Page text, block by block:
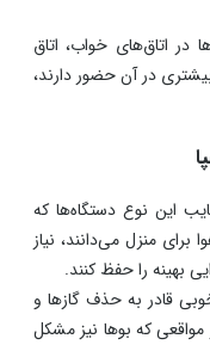
اتاق‌های خواب، اتاق
در آن حضور دارند،
این نوع دستگاه‌ها که
منزل می‌دانند، نیاز
بهینه را حفظ کنند.
قادر به حذف گازها و
مواقعی که بوها نیز مشکل